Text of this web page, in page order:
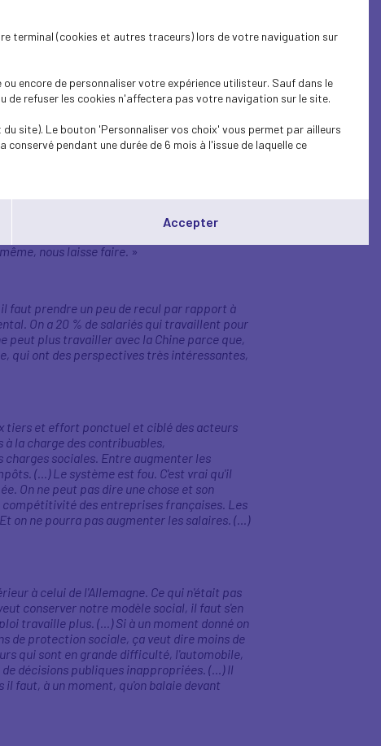
conjoncturelles. Quand on voit ce qui se
mes homologues allemands et italiens hier,
devoirs de vigilance, c'est pour nous
par de bonnes intentions, l'Europe
termes de compétitivité économique. Et à la
à effet de serre. La France, c'est 0,7 % des
la fin, qu'au motif de ne plus polluer, on
nous laisse faire. »
faut prendre un peu de recul par rapport à
On a 20 % de salariés qui travaillent pour
peut plus travailler avec la Chine parce que,
qui ont des perspectives très intéressantes,
tiers et effort ponctuel et ciblé des acteurs
la charge des contribuables,
sociales. Entre augmenter les
(…) Le système est fou. C'est vrai qu'il
On ne peut pas dire une chose et son
compétitivité des entreprises françaises. Les
on ne pourra pas augmenter les salaires. (…)
à celui de l'Allemagne. Ce qui n'était pas
conserver notre modèle social, il faut s'en
travaille plus. (…) Si à un moment donné on
de protection sociale, ça veut dire moins de
qui sont en grande difficulté, l'automobile,
décisions publiques inappropriées. (…) Il
faut, à un moment, qu'on balaie devant
terminal (cookies et autres traceurs) lors de votre naviguation sur
encore de personnaliser votre expérience utilisteur. Sauf dans le
de refuser les cookies n'affectera pas votre navigation sur le site.
site). Le bouton 'Personnaliser vos choix' vous permet par ailleurs
pendant une durée de 6 mois à l'issue de laquelle ce
Accepter